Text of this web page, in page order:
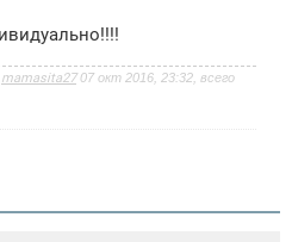
mamasita2707 окт 2016, 23:32, всего